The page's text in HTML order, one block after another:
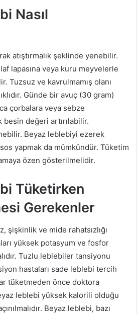
Nasıl
atıştırmalık şeklinde yenebilir.
lapasına veya kuru meyvelerle
Tuzsuz ve kavrulmamış olanı
Günde bir avuç (30 gram)
çorbalara veya sebze
değeri artırılabilir.
Beyaz leblebiyi ezerek
yapmak da mümkündür. Tüketim
özen gösterilmelidir.
Tüketirken
Gerekenler
şişkinlik ve mide rahatsızlığı
yüksek potasyum ve fosfor
Tuzlu leblebiler tansiyonu
hastaları sade leblebi tercih
tüketmeden önce doktora
leblebi yüksek kalorili olduğu
Beyaz leblebi, bazı